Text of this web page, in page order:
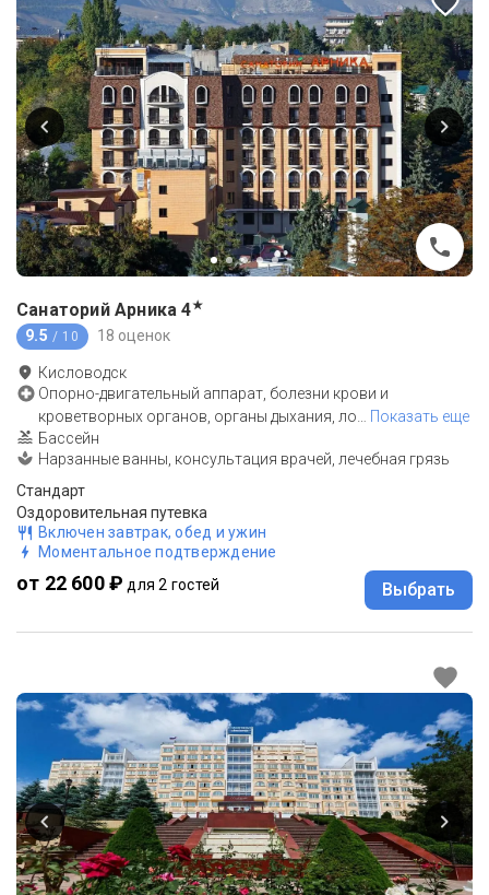
Санаторий Арника 4★
9.5 / 10 18 оценок
Кисловодск
Опорно-двигательный аппарат, болезни крови и
кроветворных органов, органы дыхания, ло
Показать еще
Бассейн
Нарзанные ванны, консультация врачей, лечебная грязь
Стандарт
Оздоровительная путевка
Включен завтрак, обед и ужин
Моментальное подтверждение
от 22 600 ₽ для 2 гостей Выбрать